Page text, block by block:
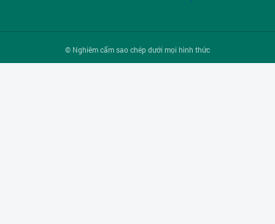
© Nghiêm cấm sao chép dưới mọi hình thức